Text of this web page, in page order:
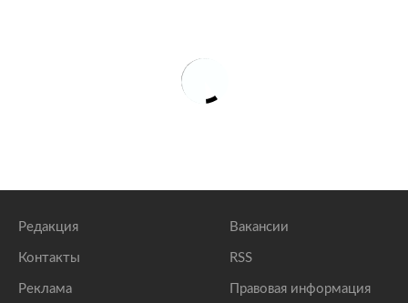
Редакция
Контакты
Реклама
Вакансии
RSS
Правовая информация